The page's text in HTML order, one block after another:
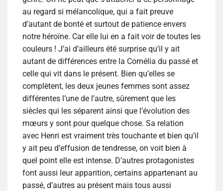
au regard si mélancolique, qui a fait preuve
d’autant de bonté et surtout de patience envers
notre héroïne. Car elle lui en a fait voir de toutes les
couleurs ! J’ai d’ailleurs été surprise qu’il y ait
autant de différences entre la Cornélia du passé et
celle qui vit dans le présent. Bien qu’elles se
complètent, les deux jeunes femmes sont assez
différentes l’une de l’autre, sûrement que les
siècles qui les séparent ainsi que l’évolution des
mœurs y sont pour quelque chose. Sa relation
avec Henri est vraiment très touchante et bien qu’il
y ait peu d’effusion de tendresse, on voit bien à
quel point elle est intense. D’autres protagonistes
font aussi leur apparition, certains appartenant au
passé, d’autres au présent mais tous aussi